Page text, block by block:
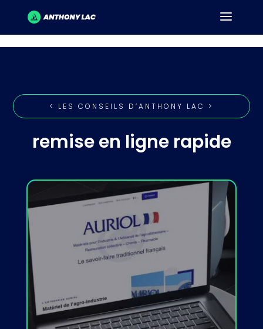
< LES CONSEILS D’ANTHONY LAC >
remise en ligne rapide